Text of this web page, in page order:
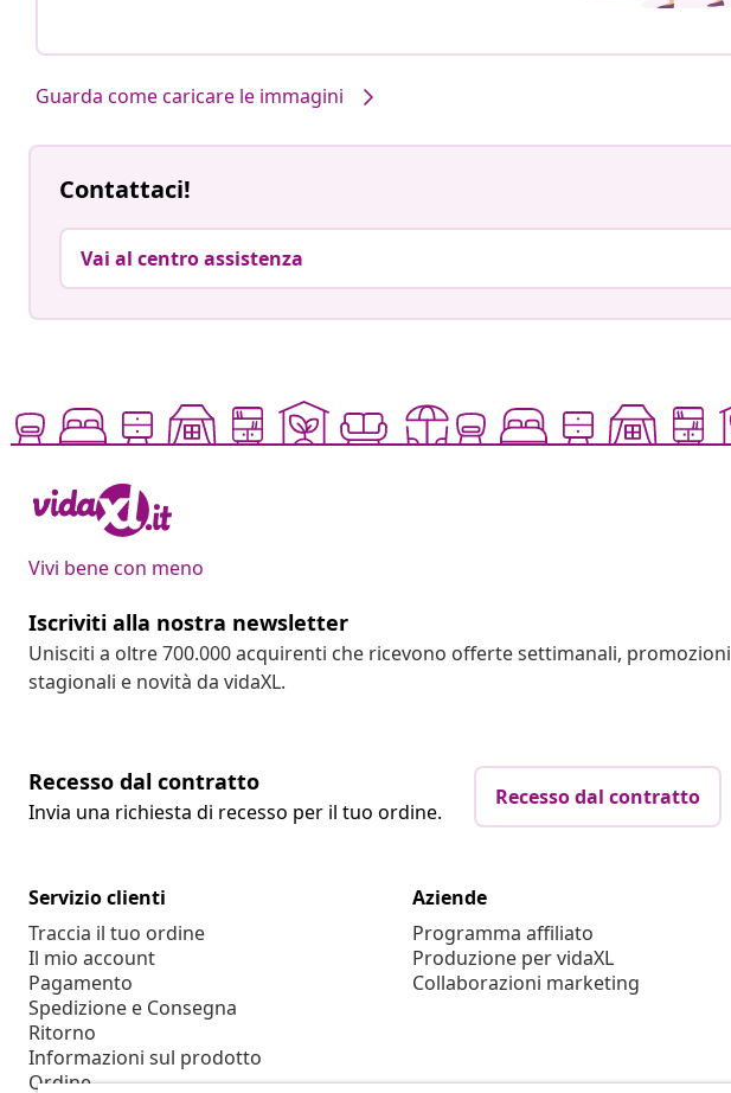
Guarda come caricare le immagini
Contattaci!
Vai al centro assistenza
Vivi bene con meno
Iscriviti alla nostra newsletter
Unisciti a oltre 700.000 acquirenti che ricevono offerte settimanali, promozioni
stagionali e novità da vidaXL.
Recesso dal contratto
Invia una richiesta di recesso per il tuo ordine.
Recesso dal contratto
Servizio clienti
Traccia il tuo ordine
Il mio account
Pagamento
Spedizione e Consegna
Ritorno
Informazioni sul prodotto
Ordine
Aziende
Programma affiliato
Produzione per vidaXL
Collaborazioni marketing